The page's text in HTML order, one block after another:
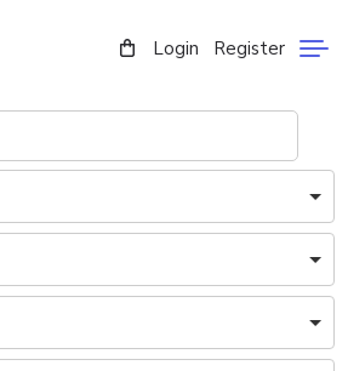
Login Register